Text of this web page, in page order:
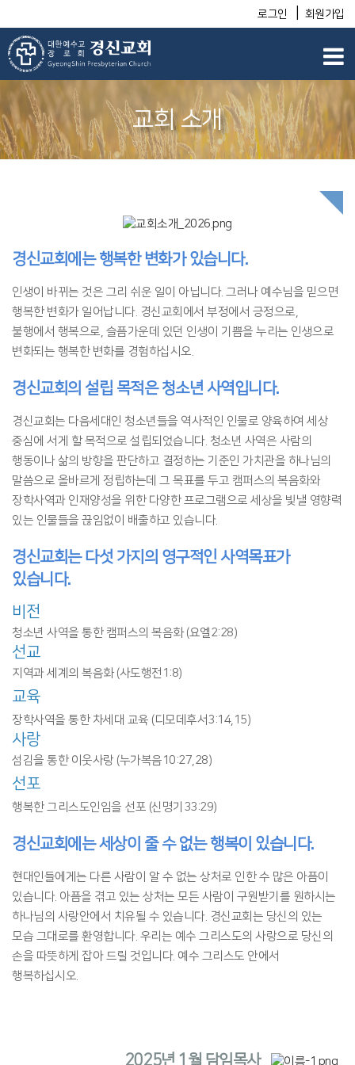
로그인 회원가입
교회 소개
경신교회에는 행복한 변화가 있습니다.
인생이 바뀌는 것은 그리 쉬운 일이 아닙니다. 그러나 예수님을 믿으면
행복한 변화가 일어납니다. 경신교회에서 부정에서 긍정으로,
불행에서 행복으로, 슬픔가운데 있던 인생이 기쁨을 누리는 인생으로
변화되는 행복한 변화를 경험하십시오.
경신교회의 설립 목적은 청소년 사역입니다.
경신교회는 다음세대인 청소년들을 역사적인 인물로 양육하여 세상
중심에 서게 할 목적으로 설립되었습니다. 청소년 사역은 사람의
행동이나 삶의 방향을 판단하고 결정하는 기준인 가치관을 하나님의
말씀으로 올바르게 정립하는데 그 목표를 두고 캠퍼스의 복음화와
장학사역과 인재양성을 위한 다양한 프로그램으로 세상을 빛낼 영향력
있는 인물들을 끊임없이 배출하고 있습니다.
경신교회는 다섯 가지의 영구적인 사역목표가
있습니다.
비전
청소년 사역을 통한 캠퍼스의 복음화 (요엘2:28)
선교
지역과 세계의 복음화 (사도행전1:8)
교육
장학사역을 통한 차세대 교육 (디모데후서3:14,15)
사랑
섬김을 통한 이웃사랑 (누가복음10:27,28)
선포
행복한 그리스도인임을 선포 (신명기33:29)
경신교회에는 세상이 줄 수 없는 행복이 있습니다.
현대인들에게는 다른 사람이 알 수 없는 상처로 인한 수 많은 아픔이
있습니다. 아픔을 겪고 있는 상처는 모든 사람이 구원받기를 원하시는
하나님의 사랑안에서 치유될 수 있습니다. 경신교회는 당신의 있는
모습 그대로를 환영합니다. 우리는 예수 그리스도의 사랑으로 당신의
손을 따뜻하게 잡아 드릴 것입니다. 예수 그리스도 안에서
행복하십시오.
2025년 1월 담임목사